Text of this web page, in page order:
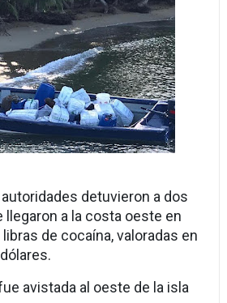
autoridades detuvieron a dos
a la costa oeste en
de cocaína, valoradas en
avistada al oeste de la isla